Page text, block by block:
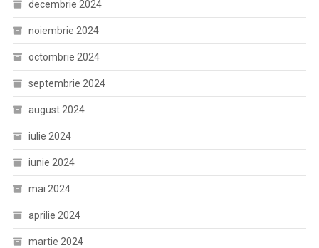
decembrie 2024
noiembrie 2024
octombrie 2024
septembrie 2024
august 2024
iulie 2024
iunie 2024
mai 2024
aprilie 2024
martie 2024